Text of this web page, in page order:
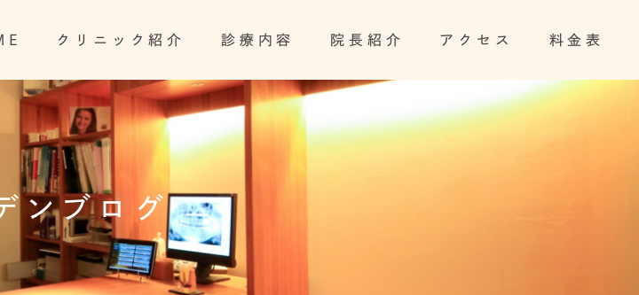
クリニック紹介 診療内容 院長紹介 アクセス 料金表
ンブログ